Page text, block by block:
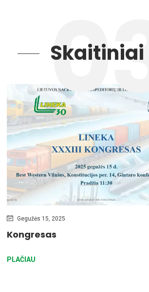
Skaitiniai
Gegužės 15, 2025
Kongresas
PLAČIAU